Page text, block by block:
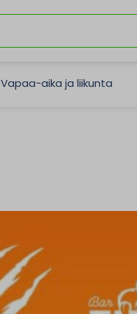
Vapaa-aika ja liikunta